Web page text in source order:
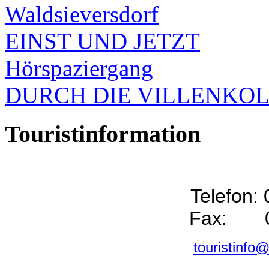
Waldsieversdorf
EINST UND JETZT
Hörspaziergang
DURCH DIE
Touristinformation
Telefon:
Fax: